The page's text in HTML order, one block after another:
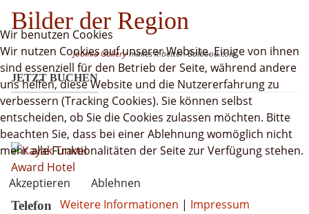
Bilder der Region
Joomla Gallerymakes it better. Balbooa.com
JETZT BUCHEN
Telefon
Wir benutzen Cookies
Wir nutzen Cookies auf unserer Website. Einige von ihnen
sind essenziell für den Betrieb der Seite, während andere
uns helfen, diese Website und die Nutzererfahrung zu
verbessern (Tracking Cookies). Sie können selbst
entscheiden, ob Sie die Cookies zulassen möchten. Bitte
beachten Sie, dass bei einer Ablehnung womöglich nicht
mehr alle Funktionalitäten der Seite zur Verfügung stehen.
Akzeptieren
Ablehnen
Weitere Informationen | Impressum